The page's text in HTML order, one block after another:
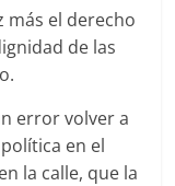
más el derecho
de las
error volver a
en el
la calle, que la